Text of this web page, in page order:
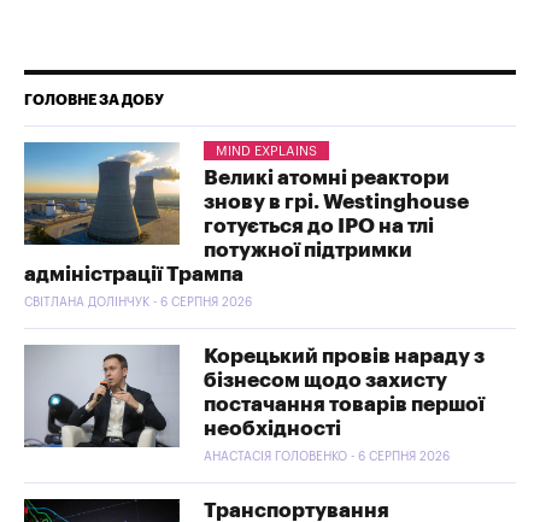
ГОЛОВНЕ ЗА ДОБУ
MIND EXPLAINS
Великі атомні реактори
знову в грі. Westinghouse
готується до IPO на тлі
потужної підтримки
адміністрації Трампа
СВІТЛАНА ДОЛІНЧУК - 6 СЕРПНЯ 2026
Корецький провів нараду з
бізнесом щодо захисту
постачання товарів першої
необхідності
АНАСТАСІЯ ГОЛОВЕНКО - 6 СЕРПНЯ 2026
Транспортування